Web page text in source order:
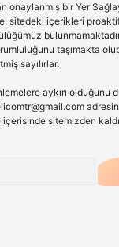
onaylanmış bir Yer
sitedeki içerikleri
taşımakta
sayılırlar.
aykırı olduğunu
sitemizden